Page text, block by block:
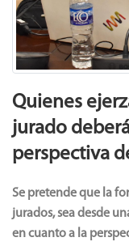
Quienes
jurado
perspectiva
Se pretende que la
jurados, sea desde
en cuanto a la